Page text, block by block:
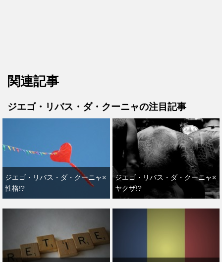
関連記事
ジエゴ・リバス・ダ・クーニャの注目記事
ジエゴ・リバス・ダ・クーニャ×
性格!?
ジエゴ・リバス・ダ・クーニャ×
ヤクザ!?